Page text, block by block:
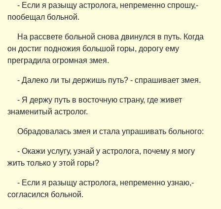
- Если я разыщу астролога, непременно спрошу,-
пообещал больной.
На рассвете больной снова двинулся в путь. Когда
он достиг подножия большой горы, дорогу ему
преградила огромная змея.
- Далеко ли ты держишь путь? - спрашивает змея.
- Я держу путь в восточную страну, где живет
знаменитый астролог.
Обрадовалась змея и стала упрашивать больного:
- Окажи услугу, узнай у астролога, почему я могу
жить только у этой горы?
- Если я разыщу астролога, непременно узнаю,-
согласился больной.